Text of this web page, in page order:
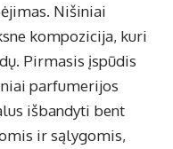
Nišiniai
kompozicija, kuri
Pirmasis įspūdis
parfumerijos
išbandyti bent
ir sąlygomis,